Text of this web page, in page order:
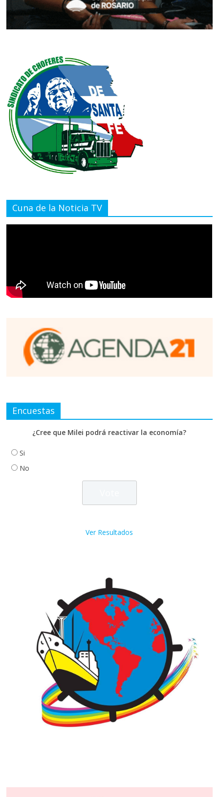
Cuna de la Noticia TV
Encuestas
¿Cree que Milei podrá reactivar la economía?
Si
No
Ver Resultados